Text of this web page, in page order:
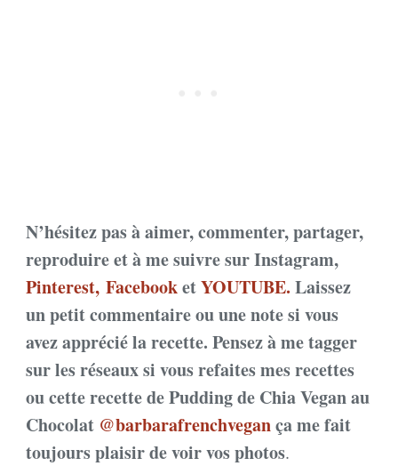
N’hésitez pas à aimer, commenter, partager,
reproduire et à me suivre sur Instagram,
Pinterest, FacebooketYOUTUBE. Laissez
un petit commentaire ou une note si vous
avez apprécié la recette. Pensez à me tagger
sur les réseaux si vous refaites mes recettes
ou cette recette de Pudding de Chia Vegan au
Chocolat @barbarafrenchvegança me fait
toujours plaisir de voir vos photos.